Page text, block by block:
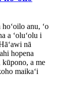
anu, ʻo
a ʻoluʻolu i
nā
hopena
kūpono, a me
maikaʻi